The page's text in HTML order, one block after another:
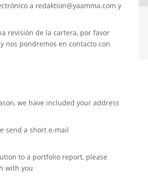
a redaktion@yaamma.com y
revisión de la cartera, por favor
y nos pondremos en contacto con
we have included your address
send a short e-mail
to a portfolio report, please
with you